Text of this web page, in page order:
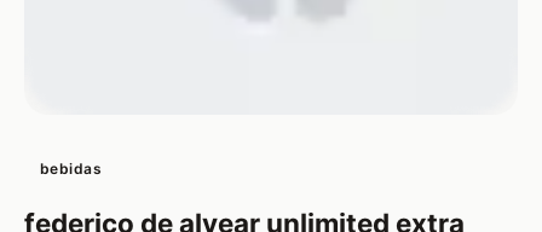
bebidas
federico de alvear unlimited extra